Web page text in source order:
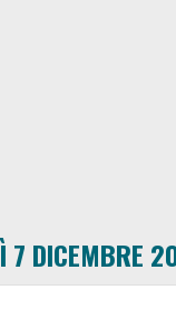
7 DICEMBRE